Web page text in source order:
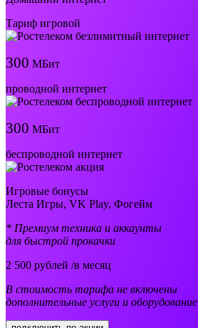
Тариф игровой
300 МБит
проводной интернет
300 МБит
беспроводной интернет
Игровые бонусы
Леста Игры, VK Play, Фогейм
* Премиум техника и аккаунты
для быстрой прокачки
2 500 рублей /в месяц
В стоимость тарифа не включены
дополнительные услуги и оборудование